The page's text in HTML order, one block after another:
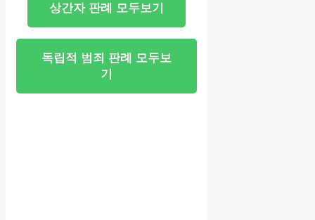
상간자 판례 모두보기
독립적 범죄 판례 모두보
기